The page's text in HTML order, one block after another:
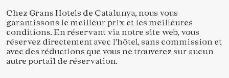
Chez Grans Hotels de Catalunya, nous vous
garantissons le meilleur prix et les meilleures
conditions. En réservant via notre site web, vous
réservez directement avec l'hôtel, sans commission et
avec des réductions que vous ne trouverez sur aucun
autre portail de réservation.